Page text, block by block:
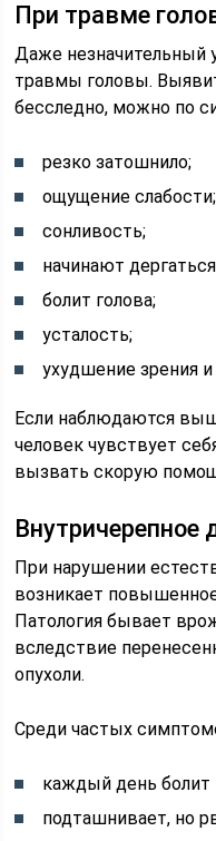
При травме
Даже незначительный
травмы головы.
бесследно, можно по
резко затошнило;
ощущение слабости;
сонливость;
начинают
болит голова;
усталость;
ухудшение зрения и
Если наблюдаются
человек чувствует
вызвать скорую
Внутричерепное
При нарушении
возникает
Патология бывает
вследствие
опухоли.
Среди частых
каждый день болит
подташнивает, но